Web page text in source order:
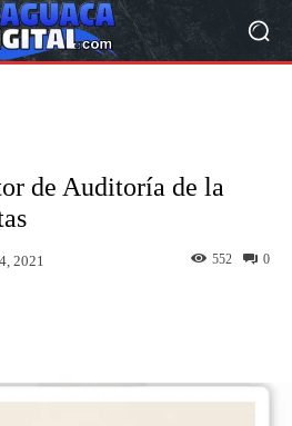
de Auditoría de la
2021 0
552